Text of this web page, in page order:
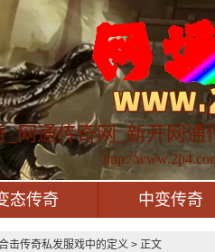
_网通传奇网_新开网通
http://
态传奇 中变传奇
击传奇私发服戏中的定义 > 正文